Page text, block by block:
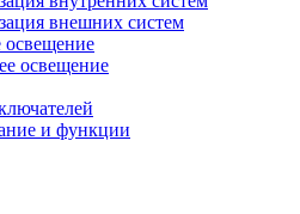
внешних систем
освещение
и функции